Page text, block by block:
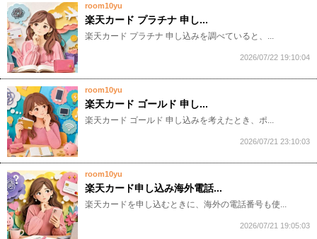
room10yu
楽天カード プラチナ 申し...
​​​​​楽天カード プラチナ 申し込みを調べていると、...
2026/07/22 19:10:04
room10yu
楽天カード ゴールド 申し...
​​​​​楽天カード ゴールド 申し込みを考えたとき、ポ...
2026/07/21 23:10:03
room10yu
楽天カード申し込み海外電話...
​​​​​楽天カードを申し込むときに、海外の電話番号も使...
2026/07/21 19:05:03